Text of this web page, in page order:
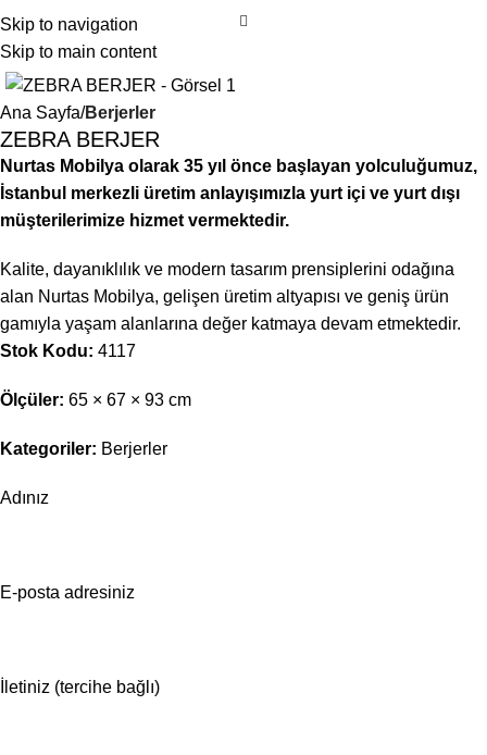
Skip to navigation
Skip to main content
Ana Sayfa Berjerler
ZEBRA BERJER
Nurtas Mobilya olarak 35 yıl önce başlayan yolculuğumuz,
İstanbul merkezli üretim anlayışımızla yurt içi ve yurt dışı
müşterilerimize hizmet vermektedir.
Kalite, dayanıklılık ve modern tasarım prensiplerini odağına
alan Nurtas Mobilya, gelişen üretim altyapısı ve geniş ürün
gamıyla yaşam alanlarına değer katmaya devam etmektedir.
Stok Kodu: 4117
Ölçüler: 65 × 67 × 93 cm
Kategoriler: Berjerler
Adınız
E-posta adresiniz
İletiniz (tercihe bağlı)